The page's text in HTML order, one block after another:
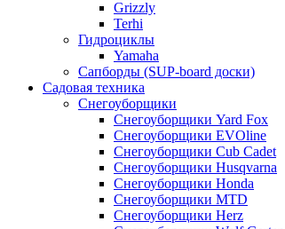
Grizzly
Terhi
Гидроциклы
Yamaha
Сапборды (SUP-board доски)
Садовая техника
Снегоуборщики
Снегоуборщики Yard Fox
Снегоуборщики EVOline
Снегоуборщики Cub Cadet
Снегоуборщики Husqvarna
Снегоуборщики Honda
Снегоуборщики MTD
Снегоуборщики Herz